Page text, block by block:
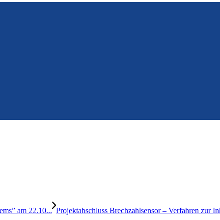
am 22.10... Projektabschluss Brechzahlsensor – Verfahren zur